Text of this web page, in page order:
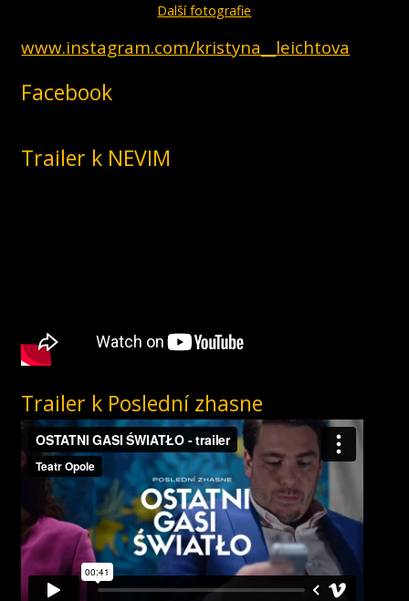
Další fotografie
www.instagram.com/kristyna__leichtova
Facebook
Trailer k NEVIM
Trailer k Poslední zhasne